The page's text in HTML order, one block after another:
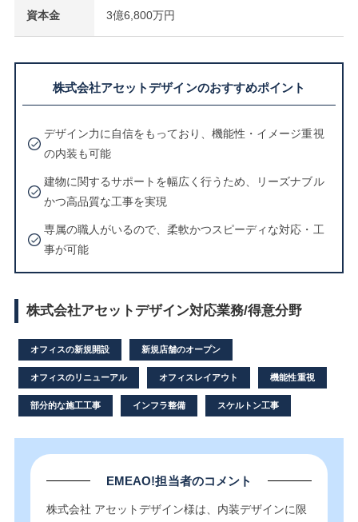
資本金 3億6,800万円
株式会社アセットデザインのおすすめポイント
デザイン力に自信をもっており、機能性・イメージ重視
の内装も可能
建物に関するサポートを幅広く行うため、リーズナブル
かつ高品質な工事を実現
専属の職人がいるので、柔軟かつスピーディな対応・工
事が可能
株式会社アセットデザイン対応業務/得意分野
オフィスの新規開設 新規店舗のオープン
オフィスのリニューアル オフィスレイアウト 機能性重視
部分的な施工工事 インフラ整備 スケルトン工事
EMEAO!担当者のコメント
株式会社 アセットデザイン様は、内装デザインに限